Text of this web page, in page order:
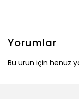
Yorumlar
Bu ürün için henüz